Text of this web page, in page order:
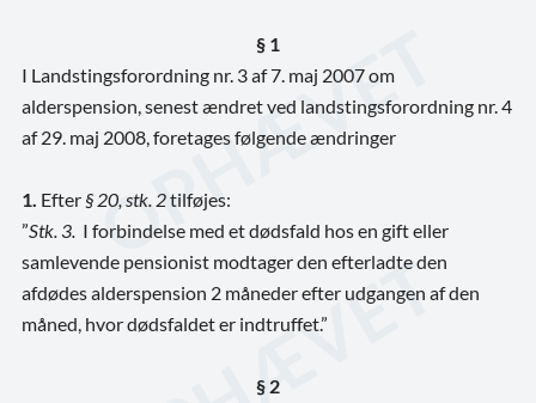
§ 1
I Landstingsforordning nr. 3 af 7. maj 2007 om
alderspension, senest ændret ved landstingsforordning nr. 4
af 29. maj 2008, foretages følgende ændringer
1. Efter § 20, stk. 2tilføjes:
”Stk. 3. I forbindelse med et dødsfald hos en gift eller
samlevende pensionist modtager den efterladte den
afdødes alderspension 2 måneder efter udgangen af den
måned, hvor dødsfaldet er indtruffet.”
§ 2